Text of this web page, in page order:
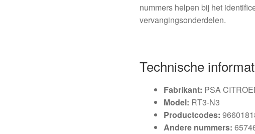
nummers helpen bij het
vervangingsonderdelen.
Technische
Fabrikant: PSA
Model: RT3-N3
Productcodes:
Andere nummers: